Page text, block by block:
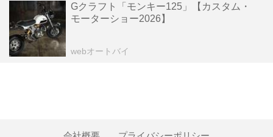
Gクラフト「モンキー125」【カスタム・
モーターショー2026】
webオートバイ